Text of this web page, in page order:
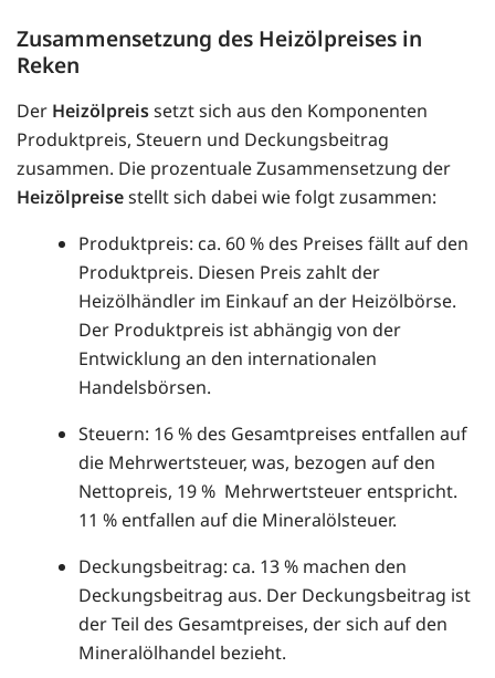
Zusammensetzung des Heizölpreises in
Reken
Der Heizölpreissetzt sich aus den Komponenten
Produktpreis, Steuern und Deckungsbeitrag
zusammen. Die prozentuale Zusammensetzung der
Heizölpreisestellt sich dabei wie folgt zusammen:
Produktpreis: ca. 60 % des Preises fällt auf den
Produktpreis. Diesen Preis zahlt der
Heizölhändler im Einkauf an der Heizölbörse.
Der Produktpreis ist abhängig von der
Entwicklung an den internationalen
Handelsbörsen.
Steuern: 16 % des Gesamtpreises entfallen auf
die Mehrwertsteuer, was, bezogen auf den
Nettopreis, 19 % Mehrwertsteuer entspricht.
11 % entfallen auf die Mineralölsteuer.
Deckungsbeitrag: ca. 13 % machen den
Deckungsbeitrag aus. Der Deckungsbeitrag ist
der Teil des Gesamtpreises, der sich auf den
Mineralölhandel bezieht.